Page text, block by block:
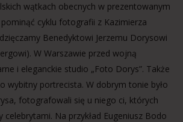
wątkach obecnych w prezentowanym
cyklu fotografii z Kazimierza
Benedyktowi Jerzemu Dorysowi
W Warszawie przed wojną
i eleganckie studio „Foto Dorys”. Także
wybitny portrecista. W dobrym tonie było
fotografowali się u niego ci, których
celebrytami. Na przykład Eugeniusz Bodo